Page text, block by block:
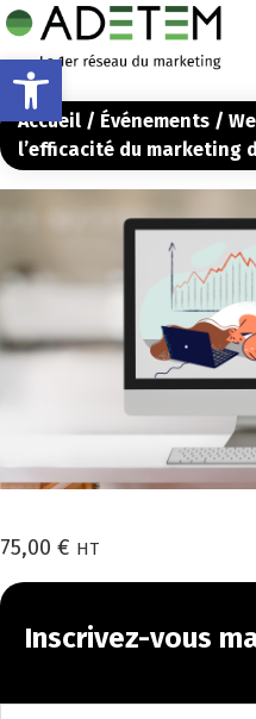
Ouvrir la
Accueil / Événements /
l’efficacité du marketing
75,00 € HT
Inscrivez-vous